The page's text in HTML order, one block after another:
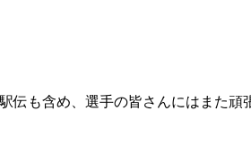
も含め、選手の皆さんにはまた頑